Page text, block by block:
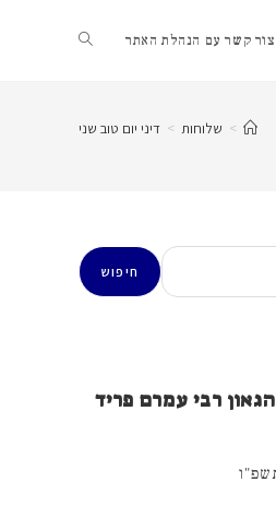
צור קשר עם הנהלת האתר Toggle
website > שלוחות > דיני יום טוב שני
חיפוש
רבי עמרם פריד